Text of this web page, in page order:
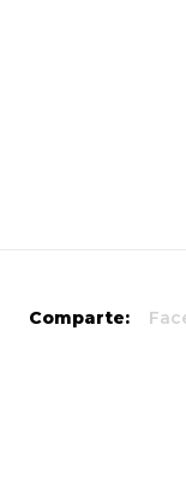
Comparte: